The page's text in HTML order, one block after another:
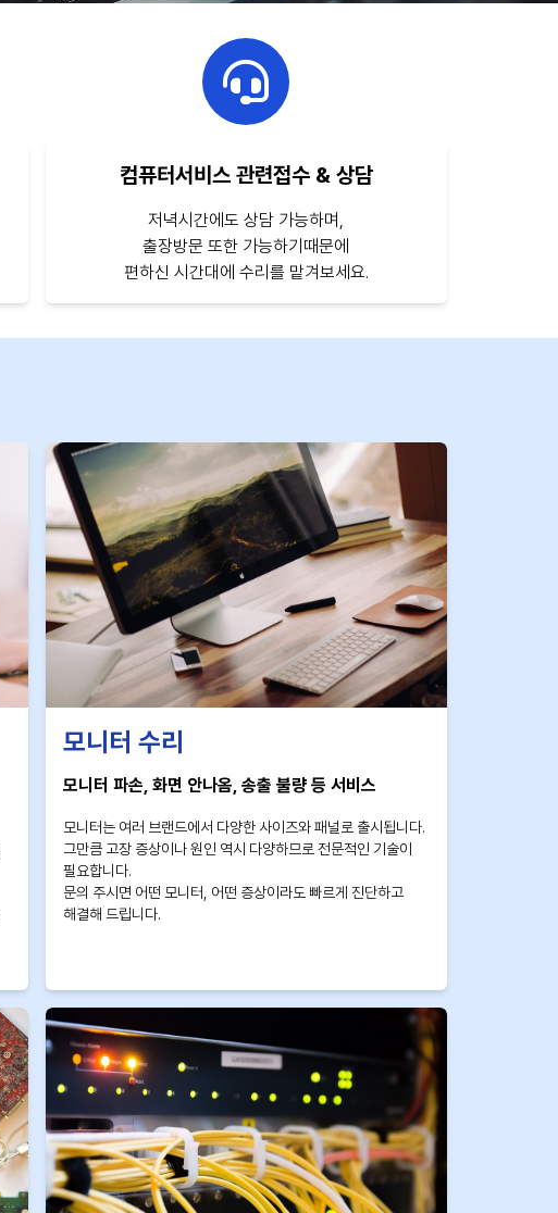
컴퓨터서비스 관련접수 & 상담
저녁시간에도 상담 가능하며,
출장방문 또한 가능하기때문에
편하신 시간대에 수리를 맡겨보세요.
모니터 수리
모니터 파손, 화면 안나옴, 송출 불량 등 서비스
모니터는 여러 브랜드에서 다양한 사이즈와 패널로 출시됩니다.
그만큼 고장 증상이나 원인 역시 다양하므로 전문적인 기술이
필요합니다.
문의 주시면 어떤 모니터, 어떤 증상이라도 빠르게 진단하고
해결해 드립니다.